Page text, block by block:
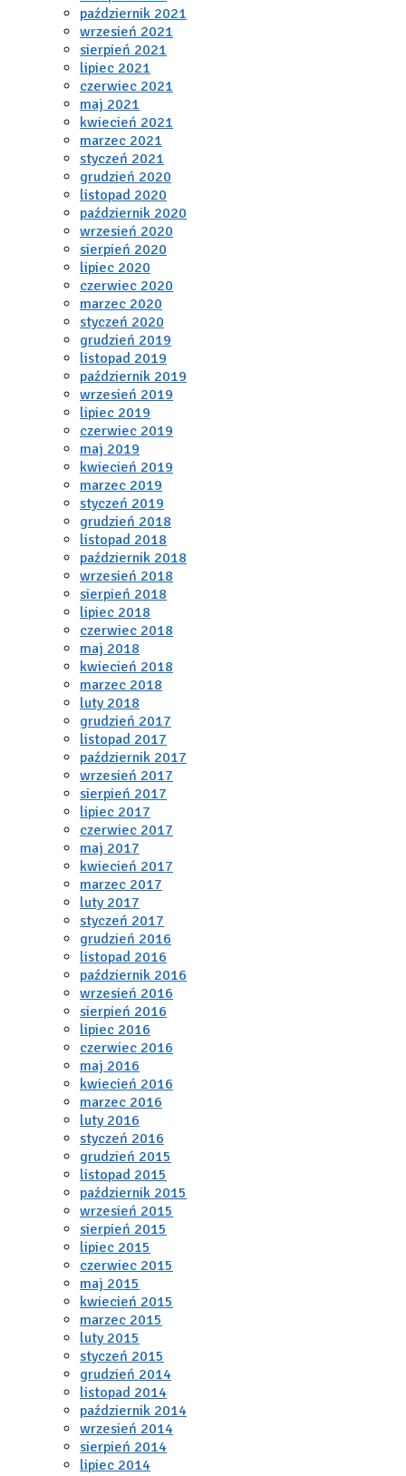
październik 2021
wrzesień 2021
sierpień 2021
lipiec 2021
czerwiec 2021
maj 2021
kwiecień 2021
marzec 2021
styczeń 2021
grudzień 2020
listopad 2020
październik 2020
wrzesień 2020
sierpień 2020
lipiec 2020
czerwiec 2020
marzec 2020
styczeń 2020
grudzień 2019
listopad 2019
październik 2019
wrzesień 2019
lipiec 2019
czerwiec 2019
maj 2019
kwiecień 2019
marzec 2019
styczeń 2019
grudzień 2018
listopad 2018
październik 2018
wrzesień 2018
sierpień 2018
lipiec 2018
czerwiec 2018
maj 2018
kwiecień 2018
marzec 2018
luty 2018
grudzień 2017
listopad 2017
październik 2017
wrzesień 2017
sierpień 2017
lipiec 2017
czerwiec 2017
maj 2017
kwiecień 2017
marzec 2017
luty 2017
styczeń 2017
grudzień 2016
listopad 2016
październik 2016
wrzesień 2016
sierpień 2016
lipiec 2016
czerwiec 2016
maj 2016
kwiecień 2016
marzec 2016
luty 2016
styczeń 2016
grudzień 2015
listopad 2015
październik 2015
wrzesień 2015
sierpień 2015
lipiec 2015
czerwiec 2015
maj 2015
kwiecień 2015
marzec 2015
luty 2015
styczeń 2015
grudzień 2014
listopad 2014
październik 2014
wrzesień 2014
sierpień 2014
lipiec 2014